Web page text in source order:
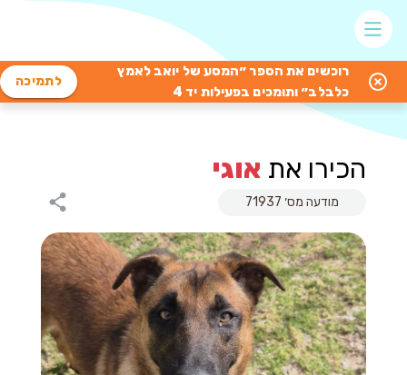
רוכשים את הספר ״המסע של יואב לאמץ
כלבלב״ ותומכים בפעילות יד 4
לתמיכה
הכירו את אוגי
מודעה מס׳ 71937